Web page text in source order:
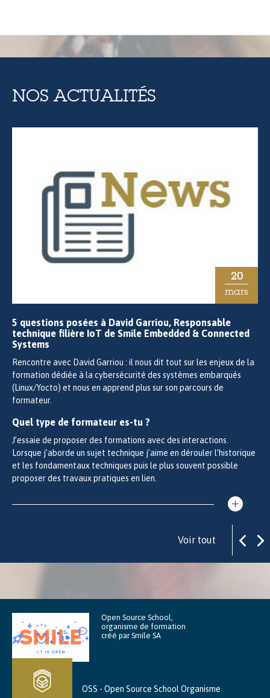
NOS ACTUALITÉS
20
mars
5 questions posées à David Garriou, Responsable
technique filière IoT de Smile Embedded & Connected
Systems
Rencontre avec David Garriou : il nous dit tout sur les enjeux de la
formation dédiée à la cybersécurité des systèmes embarqués
(Linux/Yocto) et nous en apprend plus sur son parcours de
formateur.
Quel type de formateur es-tu ?
J’essaie de proposer des formations avec des interactions.
Lorsque j’aborde un sujet technique j’aime en dérouler l’historique
et les fondamentaux techniques puis le plus souvent possible
proposer des travaux pratiques en lien.
Voir tout
Open Source School,
organisme de formation
créé par Smile SA
OSS - Open Source School Organisme